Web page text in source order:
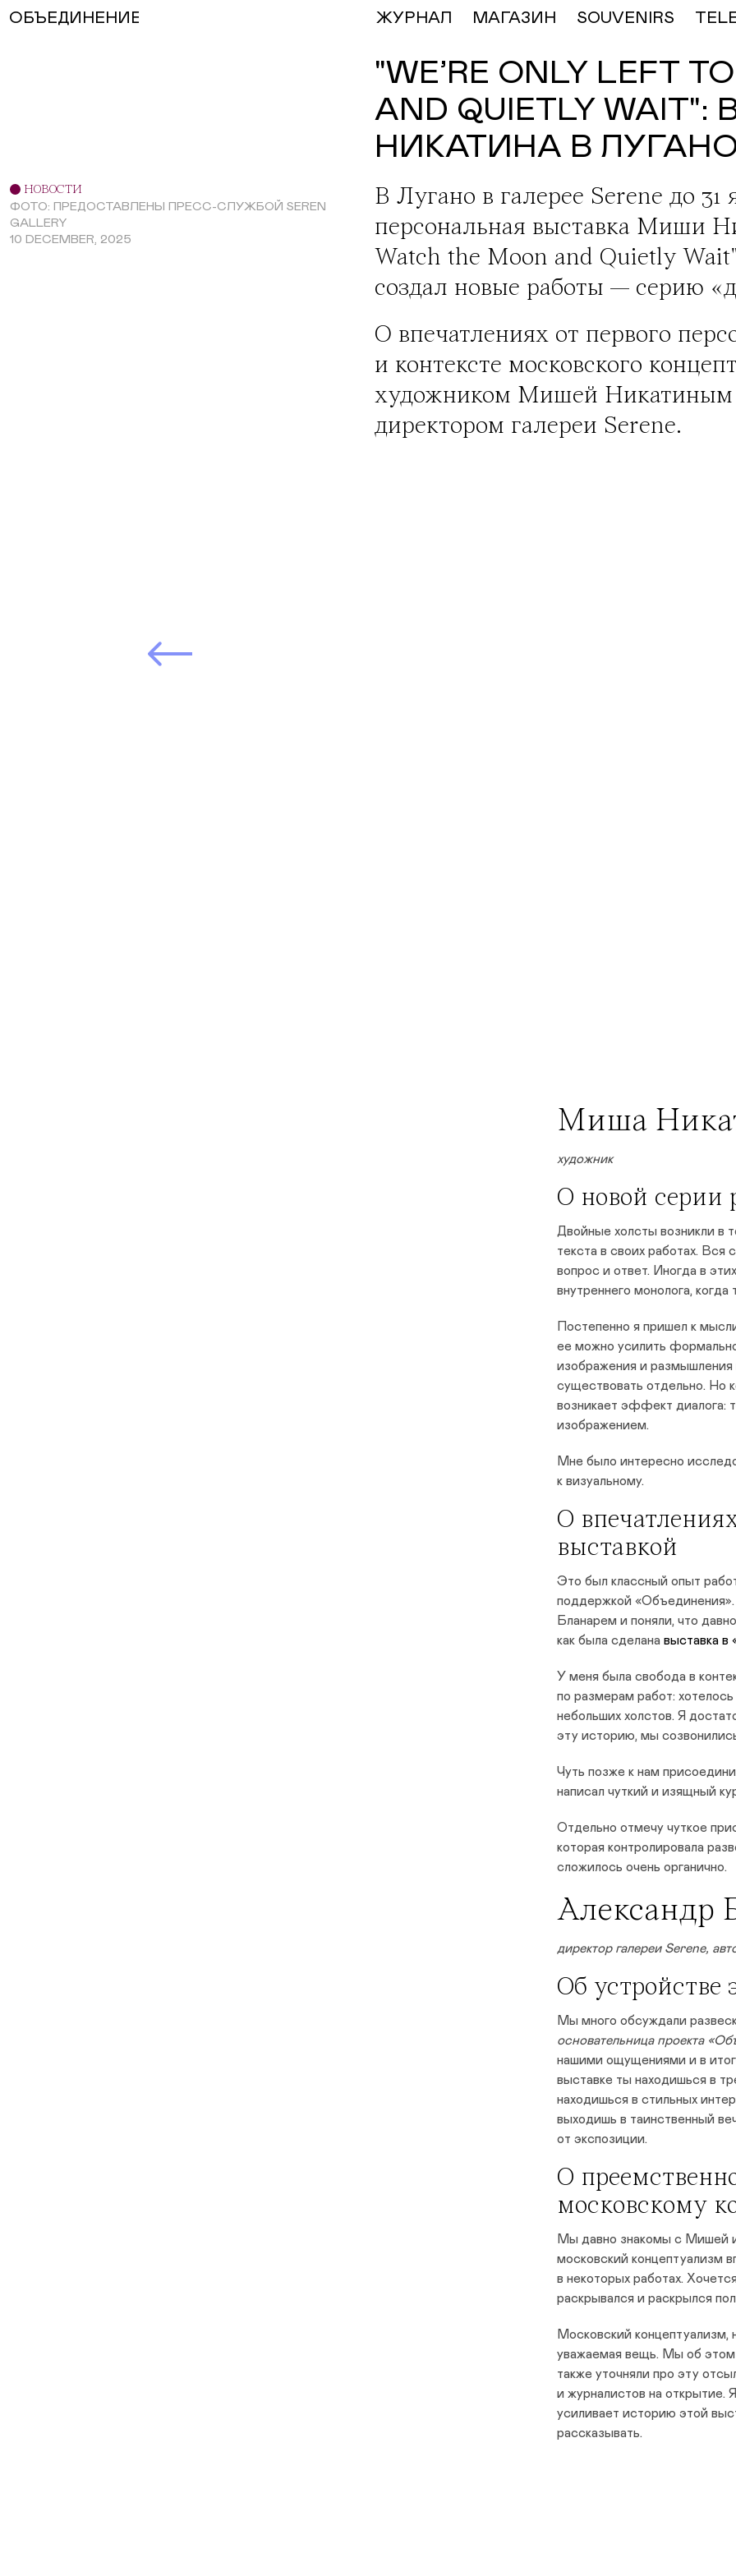
ОБЪЕДИНЕНИЕ ЖУРНАЛ МАГАЗИН SOUVENIRS
"WE’RE ONLY LEFT
AND QUIETLY
НИКАТИНА В
НОВОСТИ
ФОТО: ПРЕДОСТАВЛЕНЫ ПРЕСС-СЛУЖБОЙ SEREN
GALLERY
10 DECEMBER, 2025
В Лугано в галерее Serene до 31
персональная выставка Миши
Watch the Moon and Quietly
создал новые работы — серию
О впечатлениях от первого
и контексте московского
художником Мишей Никатиным
директором галереи Serene.
Миша
художник
О новой серии
Двойные холсты возникли в
текста в своих работах. Вся
вопрос и ответ. Иногда в
внутреннего монолога,
Постепенно я пришел к
ее можно усилить
изображения и размышления
существовать отдельно. Но
возникает эффект диалога:
изображением.
Мне было интересно
к визуальному.
О
выставкой
Это был классный опыт
поддержкой
Бланарем и поняли, что
как была сделана выставка в
У меня была свобода в
по размерам работ:
небольших холстов. Я
эту историю, мы
Чуть позже к нам
написал чуткий и изящный
Отдельно отмечу чуткое
которая контролировала
сложилось очень органично.
Александр
директор галереи Serene,
Об устройстве
Мы много обсуждали
основательница проекта
нашими ощущениями и в
выставке ты находишься в
находишься в стильных
выходишь в таинственный
от экспозиции.
О
московскому
Мы давно знакомы с Мишей
московский концептуализм
в некоторых работах.
раскрывался и раскрылся
Московский концептуализм,
уважаемая вещь. Мы об этом
также уточняли про эту
и журналистов на открытие.
усиливает историю этой
рассказывать.